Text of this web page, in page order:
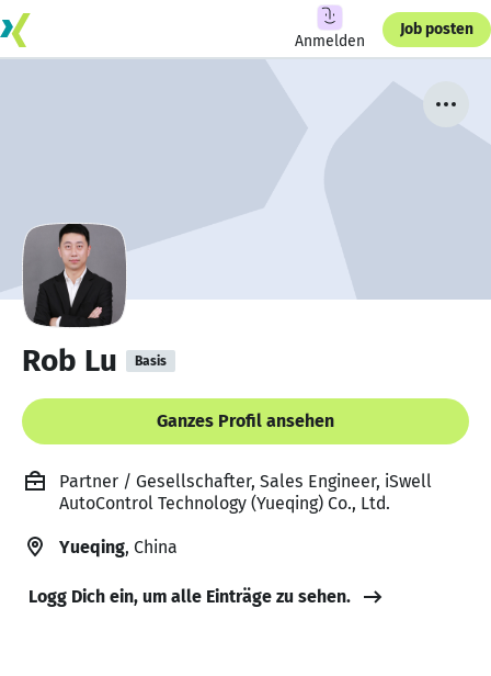
Anmelden
Job posten
Rob Lu Basis
Ganzes Profil ansehen
Partner / Gesellschafter, Sales Engineer, iSwell
AutoControl Technology (Yueqing) Co., Ltd.
Yueqing, China
Logg Dich ein, um alle Einträge zu sehen.